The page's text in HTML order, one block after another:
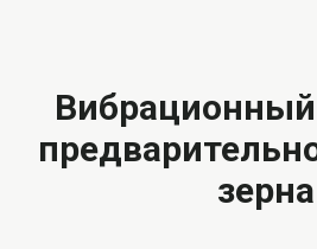
зерна